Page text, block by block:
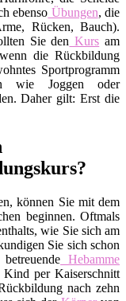
ebenso Übungen, die
Rücken, Bauch).
Sie den Kurs am
die Rückbildung
Sportprogramm
wie Joggen oder
Daher gilt: Erst die
können Sie mit dem
beginnen. Oftmals
wie Sie sich am
Sie sich schon
Hebamme
Kind per Kaiserschnitt
nach zehn